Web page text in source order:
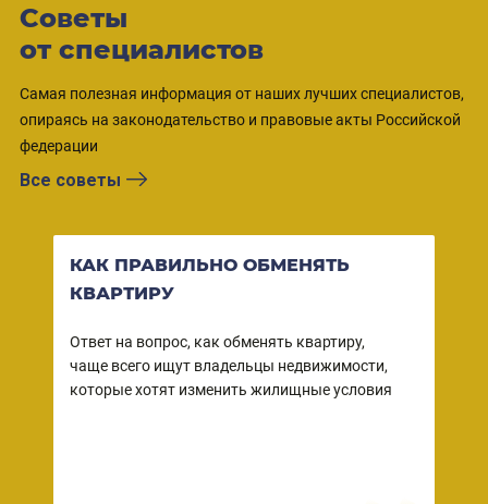
Советы
от специалистов
Самая полезная информация от наших лучших специалистов,
опираясь на законодательство и правовые акты Российской
федерации
Все советы
КАК ПРАВИЛЬНО ОБМЕНЯТЬ
КВАРТИРУ
Ответ на вопрос, как обменять квартиру,
чаще всего ищут владельцы недвижимости,
которые хотят изменить жилищные условия